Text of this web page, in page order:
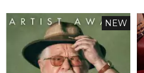
NEW